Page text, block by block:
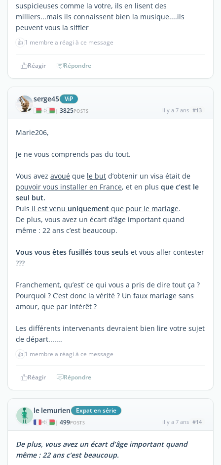
suspicieuses comme la votre, ils en lisent des
milliers...mais ils connaissent bien la musique....ils
peuvent vous la siffler
👍 1 membre a réagi à ce message
Réagir Répondre
serge45 ViP
| 3825POSTS il y a 7 ans #13
Marie206,
Je ne vous comprends pas du tout.
Vous avez avoué que le but d’obtenir un visa était de
pouvoir vous installer en France, et en plus que c’est le
seul but.
Puis il est venu uniquement que pour le mariage.
De plus, vous avez un écart d’âge important quand
même : 22 ans c’est beaucoup.
Vous vous êtes fusillés tous seuls et vous aller contester
???
Franchement, qu’est’ ce qui vous a pris de dire tout ça ?
Pourquoi ? C’est donc la vérité ? Un faux mariage sans
amour, que par intérêt ?
Les différents intervenants devraient bien lire votre sujet
de départ.......
👍 1 membre a réagi à ce message
Réagir Répondre
le lemurien Expat en série
| 499POSTS il y a 7 ans #14
De plus, vous avez un écart d’âge important quand
même : 22 ans c’est beaucoup.